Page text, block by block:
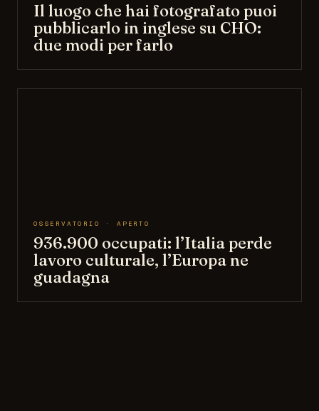
Il luogo che hai fotografato puoi
pubblicarlo in inglese su CHO:
due modi per farlo
OSSERVATORIO · APERTO
936.900 occupati: l’Italia perde
lavoro culturale, l’Europa ne
guadagna